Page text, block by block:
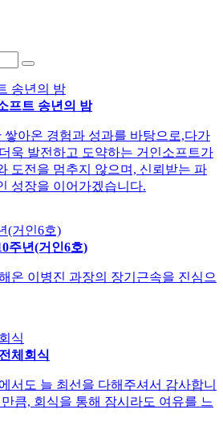
프트 송년의 밤
쌓아온 경험과 성과를 바탕으로,다가
욱 발전하고 도약하는 거인소프트가
도전을 멈추지 않으며, 신뢰받는 파
성장을 이어가겠습니다.
주년(거인6호)
온 이병진 과장의 장기근속을 진심으
체회식
서도 늘 최선을 다해주셔서 감사합니
큼, 회식을 통해 잠시라도 여유를 느